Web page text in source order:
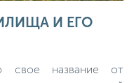
И ЕГО
свое название от